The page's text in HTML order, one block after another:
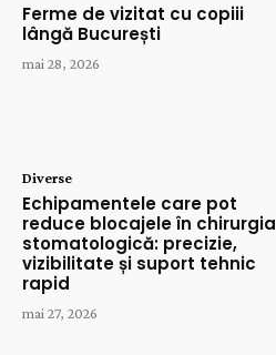
Ferme de vizitat cu copiii
lângă București
mai 28, 2026
Diverse
Echipamentele care pot
reduce blocajele în chirurgia
stomatologică: precizie,
vizibilitate și suport tehnic
rapid
mai 27, 2026